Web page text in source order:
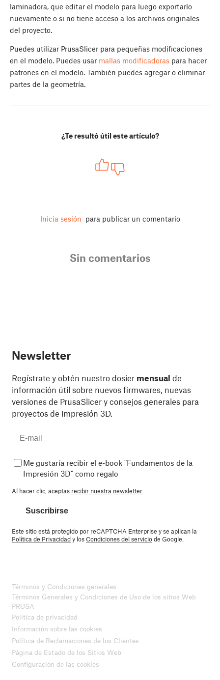
laminadora, que editar el modelo para luego exportarlo
nuevamente o si no tiene acceso a los archivos originales
del proyecto.
Puedes utilizar PrusaSlicer para pequeñas modificaciones
en el modelo. Puedes usar mallas modificadoras para hacer
patrones en el modelo. También puedes agregar o eliminar
partes de la geometría.
¿Te resultó útil este artículo?
Inicia sesión para publicar un comentario
Sin comentarios
Newsletter
Regístrate y obtén nuestro dosier mensual de
información útil sobre nuevos firmwares, nuevas
versiones de PrusaSlicer y consejos generales para
proyectos de impresión 3D.
Me gustaría recibir el e-book "Fundamentos de la
Impresión 3D" como regalo
Al hacer clic, aceptas recibir nuestra newsletter.
Suscribirse
Este sitio está protegido por reCAPTCHA Enterprise y se aplican la
Política de Privacidady losCondiciones del serviciode Google.
Términos y Condiciones generales
Términos Generales y Condiciones de Uso de los sitios Web
PRUSA
Política de privacidad
Información sobre las cookies
Política de Reclamaciones de los Clientes
Página de Estado de los Sitios Web
Configuración de las cookies